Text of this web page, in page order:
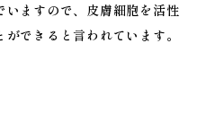
いますので、皮膚細胞を活性
できると言われています。